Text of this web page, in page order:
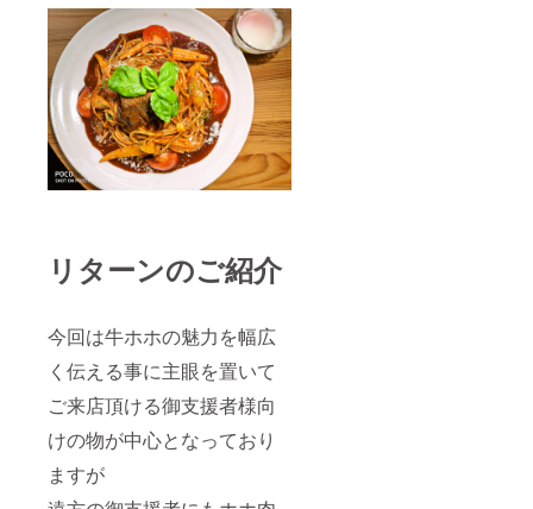
リターンのご紹介
今回は牛ホホの魅力を幅広
く伝える事に主眼を置いて
ご来店頂ける御支援者様向
けの物が中心となっており
ますが